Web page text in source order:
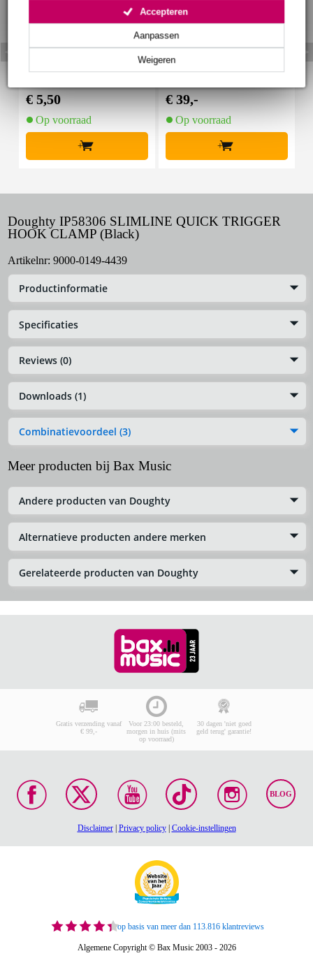
Weigeren
Aanpassen
Accepteren
mal zwart (10 stuks)
€ 5,50
Op voorraad
+
Innox IVA 01 LS Kit he
€ 39,-
Op voorraad
+
Doughty IP58306 SLIMLINE QUICK TRIGGER
HOOK CLAMP (Black)
Artikelnr: 9000-0149-4439
Productinformatie
Specificaties
Reviews (0)
Downloads (1)
Combinatievoordeel (3)
Meer producten bij Bax Music
Andere producten van Doughty
Alternatieve producten andere merken
Gerelateerde producten van Doughty
Gratis verzending vanaf
€ 99,-
Voor 23:00 besteld,
morgen in huis (mits
op voorraad)
30 dagen 'niet goed
geld terug' garantie!
BLOG
Disclaimer| Privacy policy| Cookie-instellingen
op basis van meer dan 113.816 klantreviews
Algemene Copyright © Bax Music 2003 - 2026